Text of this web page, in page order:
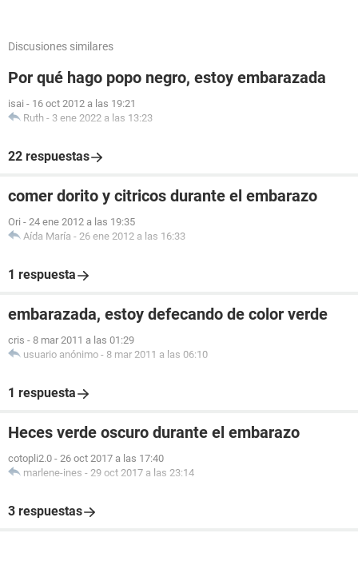
Discusiones similares
Por qué hago popo negro, estoy embarazada
isai - 16 oct 2012 a las 19:21
Ruth - 3 ene 2022 a las 13:23
22 respuestas
comer dorito y citricos durante el embarazo
Ori - 24 ene 2012 a las 19:35
Aída María - 26 ene 2012 a las 16:33
1 respuesta
embarazada, estoy defecando de color verde
cris - 8 mar 2011 a las 01:29
usuario anónimo - 8 mar 2011 a las 06:10
1 respuesta
Heces verde oscuro durante el embarazo
cotopli2.0 - 26 oct 2017 a las 17:40
marlene-ines - 29 oct 2017 a las 23:14
3 respuestas